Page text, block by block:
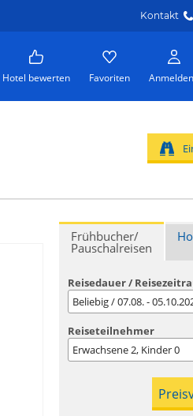
Kontakt
Hotel bewerten Favoriten Anmelden
Frühbucher/
Pauschalreisen
Reisedauer /
Beliebig / 07.08. -
Reiseteilnehmer
Erwachsene2, Kinder0